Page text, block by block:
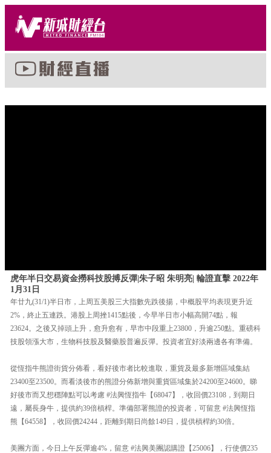
虎年半日交易資金撈科技股搏反彈|朱子昭 朱明亮| 輪證直擊 2022年
1月31日
年廿九(31/1)半日市，上周五美股三大指數先跌後揚，中概股平均表現更升近
2%，終止五連跌。港股上周挫1415點後，今早半日市小幅高開74點，報
23624。之後又掉頭上升，愈升愈有，早市中段重上23800，升逾250點。重磅科
技股領漲大市，生物科技股及醫藥股普遍反彈。投資者宜好淡兩邊各有準備。
從恆指牛熊證街貨分佈看，看好後市者比較進取，重貨及最多新增區域集結
23400至23500。而看淡後市的熊證分佈新增與重貨區域集於24200至24600。睇
好後市而又想穩陣點可以考慮 #法興恆指牛【68047】，收回價23108，到期日
遠，屬長身牛，提供約39倍槓桿。準備部署熊證的投資者，可留意 #法興恆指
熊【64558】，收回價24244，距離到期日尚餘149日，提供槓桿約30倍。
美團方面，今日上午反彈逾4%，留意 #法興美團認購證【25006】，行使價235